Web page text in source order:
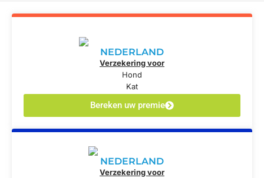
NEDERLAND
Verzekering voor
Hond
Kat
Bereken uw premie
NEDERLAND
Verzekering voor